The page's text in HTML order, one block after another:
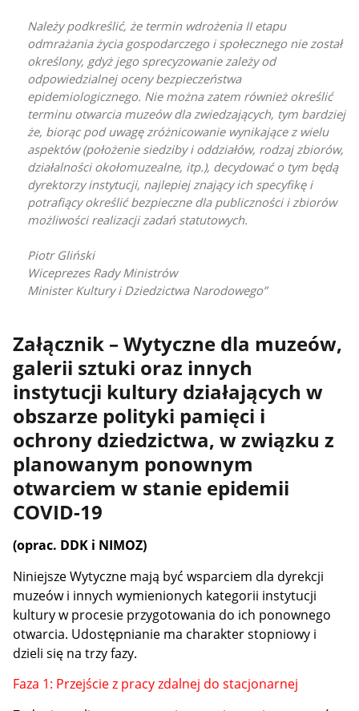
Należy podkreślić, że termin wdrożenia II etapu
odmrażania życia gospodarczego i społecznego nie został
określony, gdyż jego sprecyzowanie zależy od
odpowiedzialnej oceny bezpieczeństwa
epidemiologicznego. Nie można zatem również określić
terminu otwarcia muzeów dla zwiedzających, tym bardziej
że, biorąc pod uwagę zróżnicowanie wynikające z wielu
aspektów (położenie siedziby i oddziałów, rodzaj zbiorów,
działalności okołomuzealne, itp.), decydować o tym będą
dyrektorzy instytucji, najlepiej znający ich specyfikę i
potrafiący określić bezpieczne dla publiczności i zbiorów
możliwości realizacji zadań statutowych.
Piotr Gliński
Wiceprezes Rady Ministrów
Minister Kultury i Dziedzictwa Narodowego
Załącznik – Wytyczne dla muzeów,
galerii sztuki oraz innych
instytucji kultury działających w
obszarze polityki pamięci i
ochrony dziedzictwa, w związku z
planowanym ponownym
otwarciem w stanie epidemii
COVID-19
(oprac. DDK i NIMOZ)
Niniejsze Wytyczne mają być wsparciem dla dyrekcji
muzeów i innych wymienionych kategorii instytucji
kultury w procesie przygotowania do ich ponownego
otwarcia. Udostępnianie ma charakter stopniowy i
dzieli się na trzy fazy.
Faza 1: Przejście z pracy zdalnej do stacjonarnej